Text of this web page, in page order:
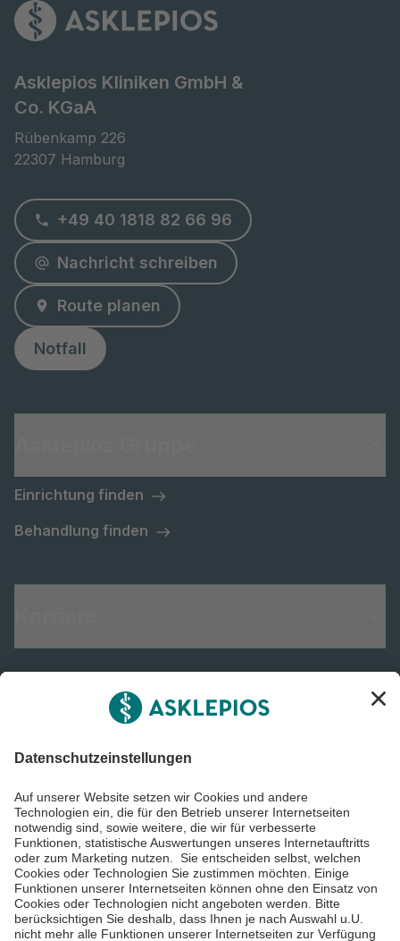
Asklepios Kliniken GmbH &
Co. KGaA
Rübenkamp 226
22307 Hamburg
+49 40 1818 82 66 96
Nachricht schreiben
Route planen
Notfall
Einrichtung finden
Behandlung finden
Informiert bleiben
Impressum
Datenschutzinformationen